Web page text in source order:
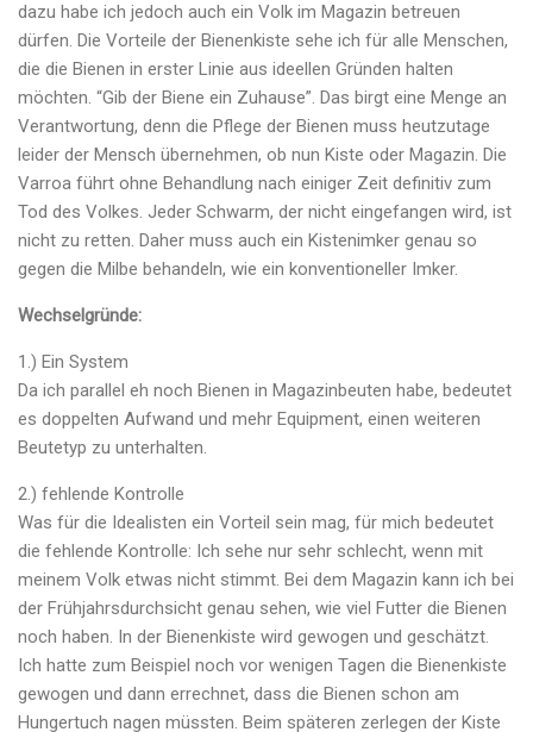
dazu habe ich jedoch auch ein Volk im Magazin betreuen
dürfen. Die Vorteile der Bienenkiste sehe ich für alle Menschen,
die die Bienen in erster Linie aus ideellen Gründen halten
möchten. “Gib der Biene ein Zuhause”. Das birgt eine Menge an
Verantwortung, denn die Pflege der Bienen muss heutzutage
leider der Mensch übernehmen, ob nun Kiste oder Magazin. Die
Varroa führt ohne Behandlung nach einiger Zeit definitiv zum
Tod des Volkes. Jeder Schwarm, der nicht eingefangen wird, ist
nicht zu retten. Daher muss auch ein Kistenimker genau so
gegen die Milbe behandeln, wie ein konventioneller Imker.
Wechselgründe:
1.) Ein System
Da ich parallel eh noch Bienen in Magazinbeuten habe, bedeutet
es doppelten Aufwand und mehr Equipment, einen weiteren
Beutetyp zu unterhalten.
2.) fehlende Kontrolle
Was für die Idealisten ein Vorteil sein mag, für mich bedeutet
die fehlende Kontrolle: Ich sehe nur sehr schlecht, wenn mit
meinem Volk etwas nicht stimmt. Bei dem Magazin kann ich bei
der Frühjahrsdurchsicht genau sehen, wie viel Futter die Bienen
noch haben. In der Bienenkiste wird gewogen und geschätzt.
Ich hatte zum Beispiel noch vor wenigen Tagen die Bienenkiste
gewogen und dann errechnet, dass die Bienen schon am
Hungertuch nagen müssten. Beim späteren zerlegen der Kiste